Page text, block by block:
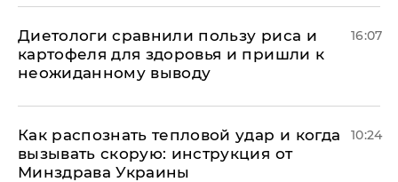
Диетологи сравнили пользу риса и
картофеля для здоровья и пришли к
неожиданному выводу
16:07
Как распознать тепловой удар и когда
вызывать скорую: инструкция от
Минздрава Украины
10:24